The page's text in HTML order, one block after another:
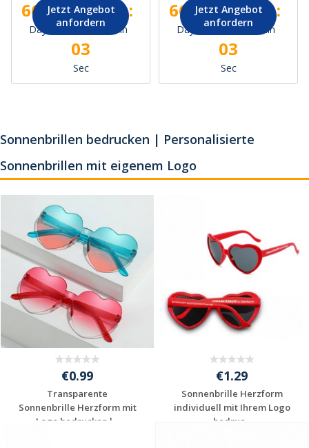
Jetzt Angebot
anfordern
662 :
Days
11 :
Hrs
28 :
Min
01
Sec
Jetzt Angebot
anfordern
662 :
Days
11 :
Hrs
28 :
Min
01
Sec
Sonnenbrillen bedrucken | Personalisierte
Sonnenbrillen mit eigenem Logo
€0.99
Transparente
Sonnenbrille Herzform mit
Logo bedrucken l...
€1.29
Sonnenbrille Herzform
individuell mit Ihrem Logo
bedruc...